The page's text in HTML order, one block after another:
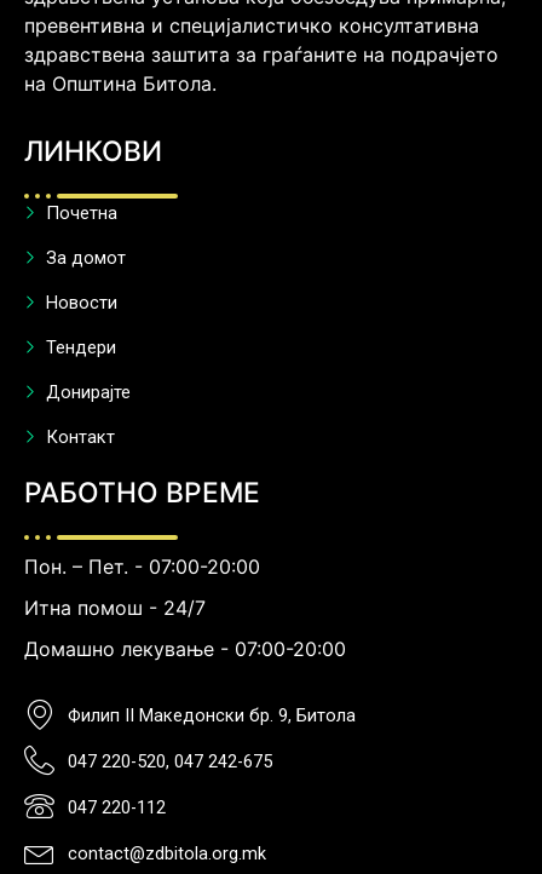
превентивна и специјалистичко консултативна
здравствена заштита за граѓаните на подрачјето
на Општина Битола.
ЛИНКОВИ
Почетна
За домот
Новости
Тендери
Донирајте
Контакт
РАБОТНО ВРЕМЕ
Пон. – Пет. - 07:00-20:00
Итна помош - 24/7
Домашно лекување - 07:00-20:00
Филип II Македонски бр. 9, Битола
047 220-520, 047 242-675
047 220-112
contact@zdbitola.org.mk